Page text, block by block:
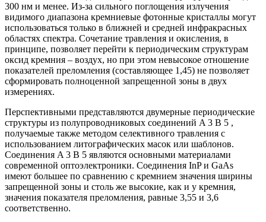
300 нм и менее. Из-за сильного поглощения излучения
видимого диапазона кремниевые фотонные кристаллы могут
использоваться только в ближней и средней инфракрасных
областях спектра. Сочетание травления и окисления, в
принципе, позволяет перейти к периодическим структурам
оксид кремния – воздух, но при этом невысокое отношение
показателей преломления (составляющее 1,45) не позволяет
сформировать полноценной запрещенной зоны в двух
измерениях.
Перспективными представляются двумерные периодические
структуры из полупроводниковых соединений A 3 B 5 ,
получаемые также методом селективного травления с
использованием литографических масок или шаблонов.
Соединения A 3 B 5 являются основными материалами
современной оптоэлектроники. Соединения InP и GaAs
имеют большее по сравнению с кремнием значения ширины
запрещенной зоны и столь же высокие, как и у кремния,
значения показателя преломления, равные 3,55 и 3,6
соответственно.